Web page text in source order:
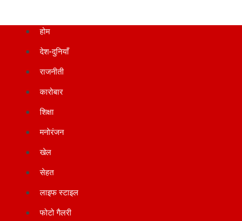
होम
देश-दुनियाँ
राजनीती
कारोबार
शिक्षा
मनोरंजन
खेल
सेहत
लाइफ स्टाइल
फोटो गैलरी